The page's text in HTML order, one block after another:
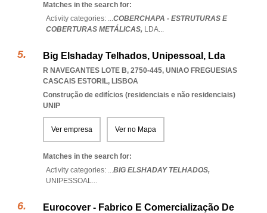
Matches in the search for:
Activity categories: ...COBERCHAPA - ESTRUTURAS E
COBERTURAS METÁLICAS, LDA...
Big Elshaday Telhados, Unipessoal, Lda
R NAVEGANTES LOTE B, 2750-445, UNIAO FREGUESIAS
CASCAIS ESTORIL, LISBOA
Construção de edifícios (residenciais e não residenciais)
UNIP
Ver empresa Ver no Mapa
Matches in the search for:
Activity categories: ...BIG ELSHADAY TELHADOS,
UNIPESSOAL...
Eurocover - Fabrico E Comercialização De